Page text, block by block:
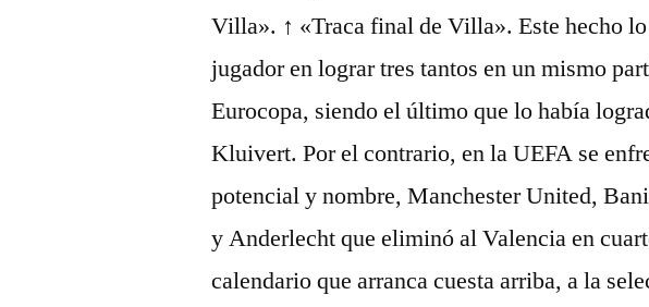
Villa». ↑ «Traca final de Villa». Este hecho
jugador en lograr tres tantos en un mismo
Eurocopa, siendo el último que lo había
Kluivert. Por el contrario, en la UEFA se
potencial y nombre, Manchester United,
y Anderlecht que eliminó al Valencia en
calendario que arranca cuesta arriba, a la